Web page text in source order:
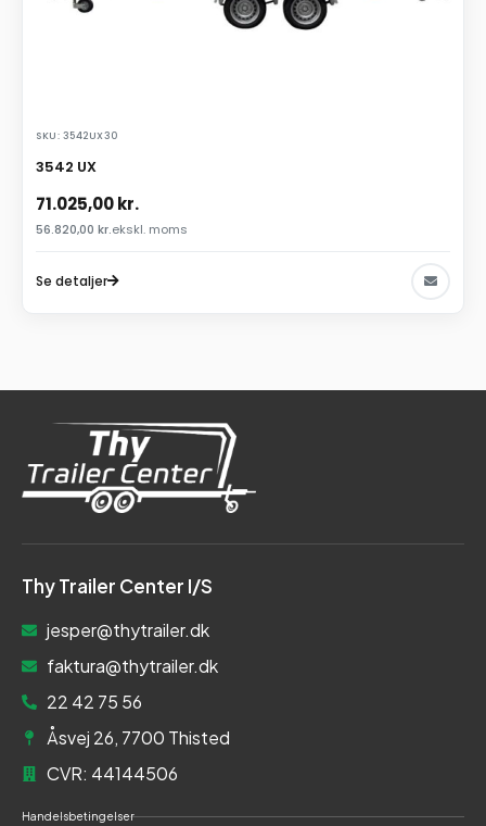
SKU: 3542UX30
3542 UX
71.025,00kr.
56.820,00 kr.ekskl. moms
Se detaljer
Thy Trailer Center I/S
jesper@thytrailer.dk
faktura@thytrailer.dk
22 42 75 56
Åsvej 26, 7700 Thisted
CVR: 44144506
Handelsbetingelser